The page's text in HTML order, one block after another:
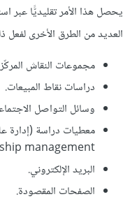
العديد من الطرق الأخرى لفعل
مجموعات النقاش
دراسات نقاط المبيعات.
وسائل التواصل
management).
البريد الإلكتروني.
الصفحات المقصودة.